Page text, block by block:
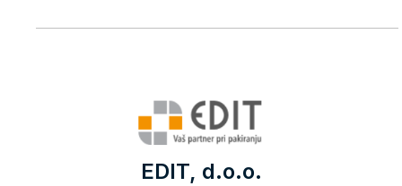
EDIT, d.o.o.